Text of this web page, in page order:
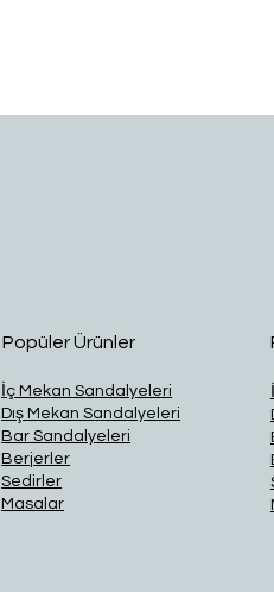
Popüler Ürünler
İç Mekan Sandalyeleri
Dış Mekan Sandalyeleri
Bar Sandalyeleri
Berjerler
Sedirler
Masalar